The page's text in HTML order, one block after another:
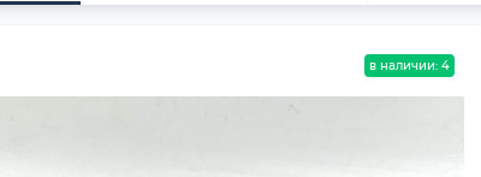
в наличии: 4